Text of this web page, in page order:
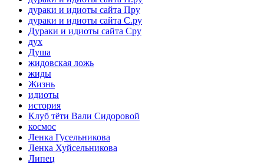
дураки и идиоты сайта Пру
дураки и идиоты сайта С.ру
Дураки и идиоты сайта Сру
дух
Душа
жидовская ложь
жиды
Жизнь
идиоты
история
Клуб тёти Вали Сидоровой
космос
Ленка Гусельникова
Ленка Хуйсельникова
Липец